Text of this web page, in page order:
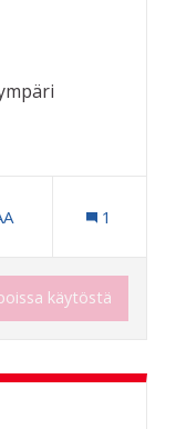
ja luonto
1
käytöstä